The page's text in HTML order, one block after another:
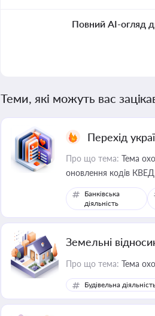
Повний AI-огляд
Теми, які можуть вас
Перехід
Про що тема: Тема
оновлення кодів КВЕД
Банківська
діяльність
Земельні
Про що тема: Тема
Будівельна